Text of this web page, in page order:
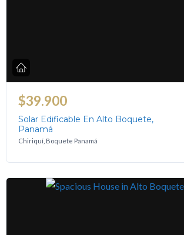
$39.900
Solar Edificable En Alto Boquete,
Panamá
Chiriquí, Boquete Panamá